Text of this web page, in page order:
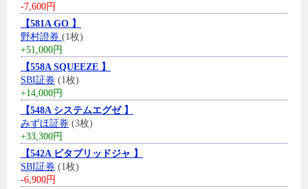
-7,600円
【581A GO 】
野村證券 (1枚)
+51,000円
【558A SQUEEZE 】
SBI証券 (1枚)
+14,000円
【548A システムエグゼ 】
みずほ証券 (3枚)
+33,300円
【542A ビタブリッドジャ 】
SBI証券 (1枚)
-6,900円